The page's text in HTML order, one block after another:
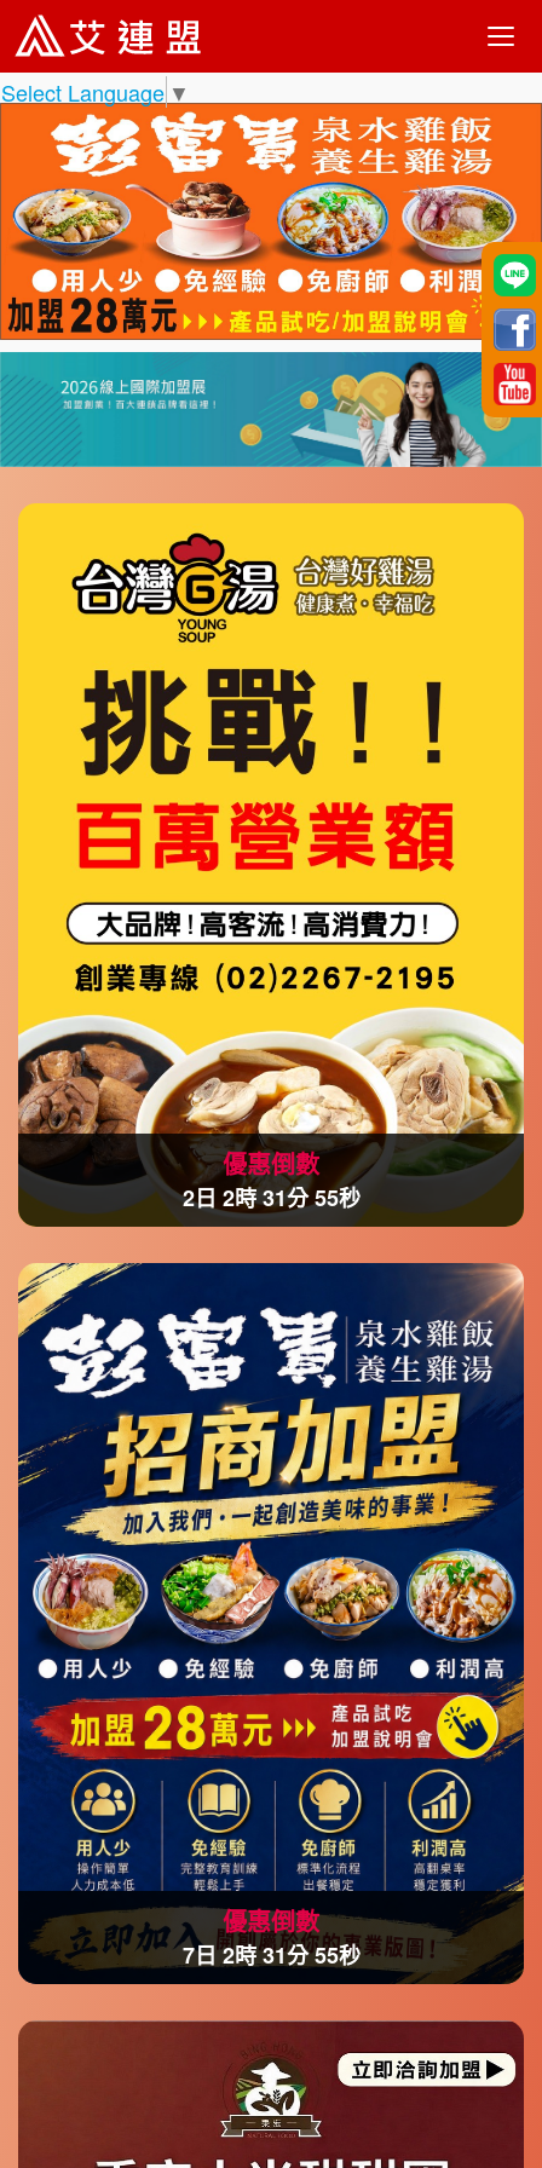
Select Language ▼
優惠倒數
2日 2時 31分 52秒
優惠倒數
7日 2時 31分 52秒